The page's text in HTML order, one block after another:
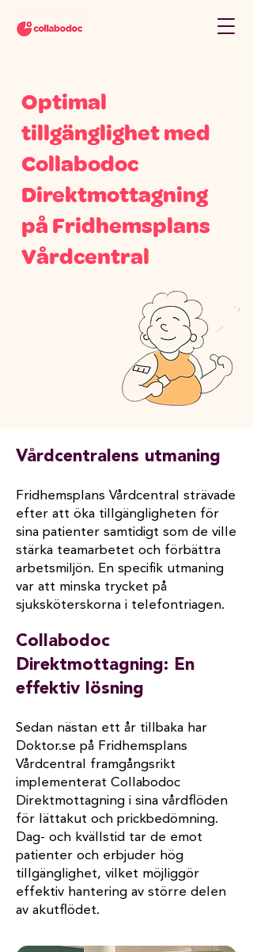
Optimal
tillgänglighet med
Collabodoc
Direktmottagning
på Fridhemsplans
Vårdcentral
Vårdcentralens utmaning
Fridhemsplans Vårdcentral strävade
efter att öka tillgängligheten för
sina patienter samtidigt som de ville
stärka teamarbetet och förbättra
arbetsmiljön. En specifik utmaning
var att minska trycket på
sjuksköterskorna i telefontriagen.
Collabodoc
Direktmottagning: En
effektiv lösning
Sedan nästan ett år tillbaka har
Doktor.se på Fridhemsplans
Vårdcentral framgångsrikt
implementerat Collabodoc
Direktmottagning i sina vårdflöden
för lättakut och prickbedömning.
Dag- och kvällstid tar de emot
patienter och erbjuder hög
tillgänglighet, vilket möjliggör
effektiv hantering av större delen
av akutflödet.